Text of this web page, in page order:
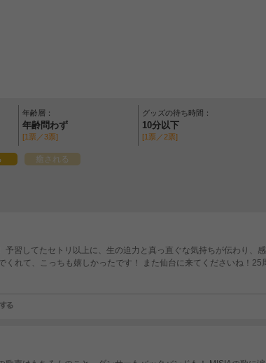
年齢層：
年齢問わず
[1票／3票]
グッズの待ち時間：
10分以下
[1票／2票]
癒される
予習してたセトリ以上に、生の迫力と真っ直ぐな気持ちが伝わり、
くれて、こっちも嬉しかったです！ また仙台に来てくださいね！25